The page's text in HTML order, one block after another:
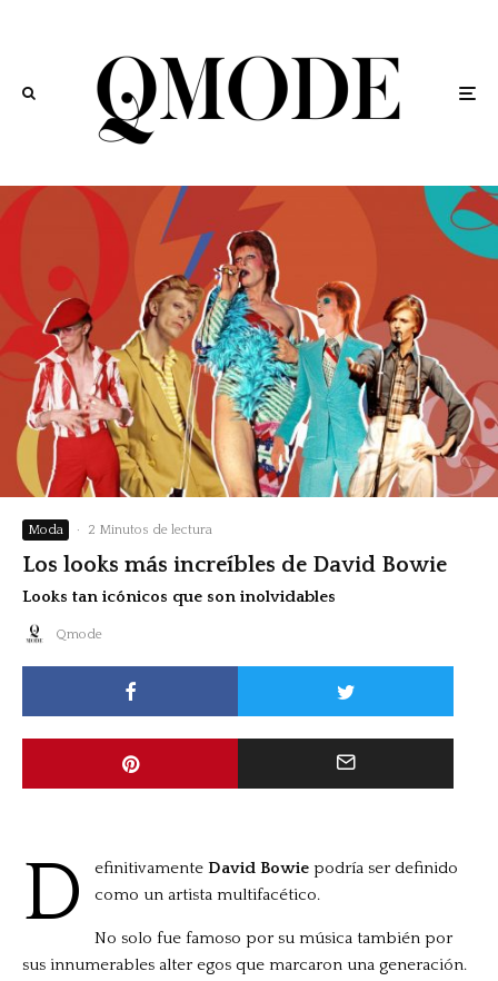
Moda · 2 Minutos de lectura
Los looks más increíbles de David Bowie
Looks tan icónicos que son inolvidables
Qmode
D efinitivamente David Bowie podría ser definido
como un artista multifacético.
No solo fue famoso por su música también por
sus innumerables alter egos que marcaron una generación.